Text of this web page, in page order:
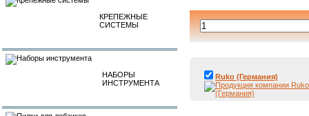
КРЕПЕЖНЫЕ
СИСТЕМЫ
НАБОРЫ
ИНСТРУМЕНТА
Ruko (Германия)